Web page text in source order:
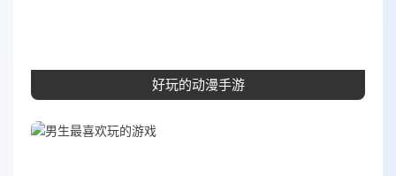
好玩的动漫手游